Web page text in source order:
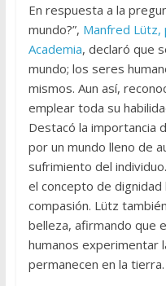
En respuesta a la
mundo?”, Manfred Lütz,
Academia, declaró que
mundo; los seres
mismos. Aun así,
emplear toda su
Destacó la importancia
por un mundo lleno de
sufrimiento del
el concepto de
compasión. Lütz
belleza, afirmando que
humanos experimentar
permanecen en la tierra.